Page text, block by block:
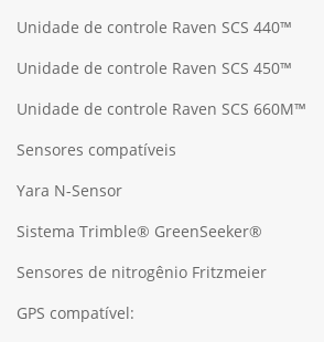
Unidade de controle Raven SCS 440™
Unidade de controle Raven SCS 450™
Unidade de controle Raven SCS 660M™
Sensores compatíveis
Yara N-Sensor
Sistema Trimble® GreenSeeker®
Sensores de nitrogênio Fritzmeier
GPS compatível: